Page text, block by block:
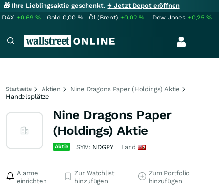
🎁 Ihre Lieblingsaktie geschenkt.→ Jetzt Depot eröffnen
DAX +0,69% Gold 0,00 % Öl (Brent) +0,02% Dow Jones +0,25%
Startseite Aktien
Nine Dragons Paper (Holdings) Aktie
Handelsplätze
Nine Dragons Paper
(Holdings) Aktie
Aktie SYM: NDGPY Land
Alarme
einrichten
Zur Watchlist
hinzufügen
Zum Portfolio
hinzufügen